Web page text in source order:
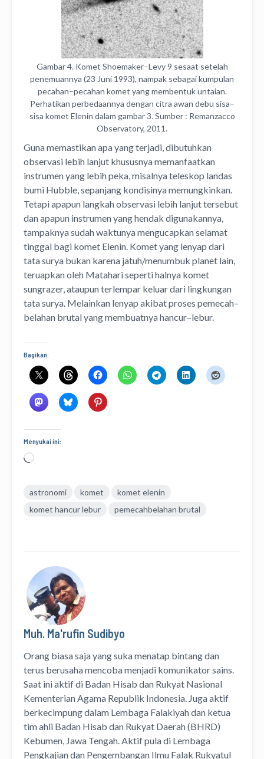
Gambar 4. Komet Shoemaker–Levy 9 sesaat setelah
penemuannya (23 Juni 1993), nampak sebagai kumpulan
pecahan–pecahan komet yang membentuk untaian.
Perhatikan perbedaannya dengan citra awan debu sisa–
sisa komet Elenin dalam gambar 3. Sumber : Remanzacco
Observatory, 2011.
Guna memastikan apa yang terjadi, dibutuhkan
observasi lebih lanjut khususnya memanfaatkan
instrumen yang lebih peka, misalnya teleskop landas
bumi Hubble, sepanjang kondisinya memungkinkan.
Tetapi apapun langkah observasi lebih lanjut tersebut
dan apapun instrumen yang hendak digunakannya,
tampaknya sudah waktunya mengucapkan selamat
tinggal bagi komet Elenin. Komet yang lenyap dari
tata surya bukan karena jatuh/menumbuk planet lain,
teruapkan oleh Matahari seperti halnya komet
sungrazer, ataupun terlempar keluar dari lingkungan
tata surya. Melainkan lenyap akibat proses pemecah–
belahan brutal yang membuatnya hancur–lebur.
Bagikan:
Menyukai ini:
Memuat...
astronomi komet
komet elenin
komet hancur lebur
pemecahbelahan brutal
Muh. Ma'rufin Sudibyo
Orang biasa saja yang suka menatap bintang dan
terus berusaha mencoba menjadi komunikator sains.
Saat ini aktif di Badan Hisab dan Rukyat Nasional
Kementerian Agama Republik Indonesia. Juga aktif
berkecimpung dalam Lembaga Falakiyah dan ketua
tim ahli Badan Hisab dan Rukyat Daerah (BHRD)
Kebumen, Jawa Tengah. Aktif pula di Lembaga
Pengkajian dan Pengembangan Ilmu Falak Rukyatul